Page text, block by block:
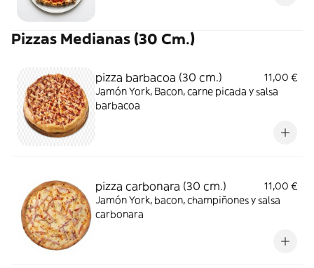
Pizzas Medianas (30 Cm.)
pizza barbacoa (30 cm.)
11,00 €
Jamón York, Bacon, carne picada y salsa
barbacoa
pizza carbonara (30 cm.)
11,00 €
Jamón York, bacon, champiñones y salsa
carbonara